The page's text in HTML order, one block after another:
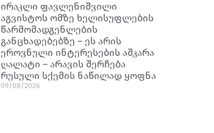
ირაკლი ფავლენიშვილი
აგვისტოს ომზე ხელისუფლების
წარმომადგენლების
განცხადებებზე – ეს არის
ეროვნული ინტერესების აშკარა
ღალატი – არავის შერჩება
რუსული სქემის ნაწილად ყოფნა
09/08/2026